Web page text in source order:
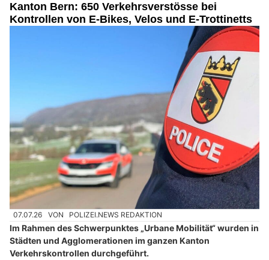
Kanton Bern: 650 Verkehrsverstösse bei
Kontrollen von E-Bikes, Velos und E-Trottinetts
07.07.26 VON POLIZEI.NEWS REDAKTION
Im Rahmen des Schwerpunktes „Urbane Mobilität“ wurden in
Städten und Agglomerationen im ganzen Kanton
Verkehrskontrollen durchgeführt.